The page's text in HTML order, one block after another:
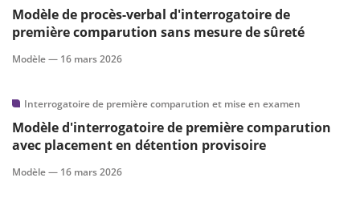
Modèle de procès-verbal d'interrogatoire de
première comparution sans mesure de sûreté
Modèle — 16 mars 2026
Interrogatoire de première comparution et mise en examen
Modèle d'interrogatoire de première comparution
avec placement en détention provisoire
Modèle — 16 mars 2026